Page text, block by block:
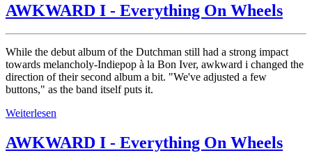
AWKWARD I - Everything On Wheels
While the debut album of the Dutchman still had a strong impact
towards melancholy-Indiepop à la Bon Iver, awkward i changed the
direction of their second album a bit. "We've adjusted a few
buttons," as the band itself puts it.
Weiterlesen
AWKWARD I - Everything On Wheels